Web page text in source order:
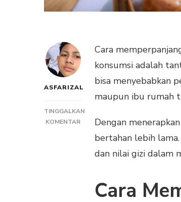
ASFARIZAL
TINGGALKAN
KOMENTARPADA
MEMPERPANJANG
UMUR
RUMAH
Cara
konsumsi adalah
bisa menyebabkan
maupun ibu rumah
Dengan
bertahan lebih
dan nilai gizi dalam
Cara